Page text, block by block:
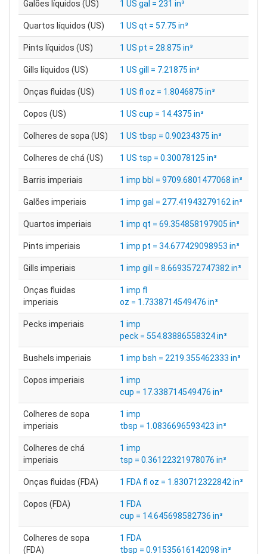
Galões líquidos (US) 1 US gal = 231 in³
Quartos líquidos (US) 1 US qt = 57.75 in³
Pints líquidos (US) 1 US pt = 28.875 in³
Gills líquidos (US) 1 US gill = 7.21875 in³
Onças fluidas (US) 1 US fl oz = 1.8046875 in³
Copos (US) 1 US cup = 14.4375 in³
Colheres de sopa (US) 1 US tbsp = 0.90234375 in³
Colheres de chá (US) 1 US tsp = 0.30078125 in³
Barris imperiais 1 imp bbl = 9709.6801477068 in³
Galões imperiais 1 imp gal = 277.41943279162 in³
Quartos imperiais 1 imp qt = 69.354858197905 in³
Pints imperiais 1 imp pt = 34.677429098953 in³
Gills imperiais 1 imp gill = 8.6693572747382 in³
Onças fluidas
imperiais
1 imp fl
oz = 1.7338714549476 in³
Pecks imperiais
1 imp
peck = 554.83886558324 in³
Bushels imperiais 1 imp bsh = 2219.355462333 in³
Copos imperiais
1 imp
cup = 17.338714549476 in³
Colheres de sopa
imperiais
1 imp
tbsp = 1.0836696593423 in³
Colheres de chá
imperiais
1 imp
tsp = 0.36122321978076 in³
Onças fluidas (FDA) 1 FDA fl oz = 1.830712322842 in³
Copos (FDA)
1 FDA
cup = 14.645698582736 in³
Colheres de sopa
(FDA)
1 FDA
tbsp = 0.91535616142098 in³